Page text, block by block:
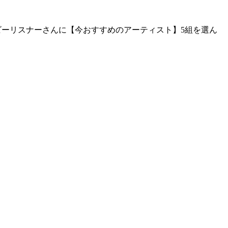
リスナーさんに【今おすすめのアーティスト】5組を選ん